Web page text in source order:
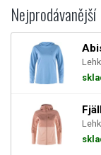
Nejprodávanější